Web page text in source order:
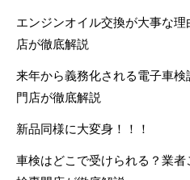
エンジンオイル交換が大事な
店が徹底解説
来年から義務化される電子車
門店が徹底解説
新品同様に大変身！！！
車検はどこで受けられる？業